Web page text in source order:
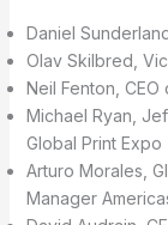
Daniel
Olav Skilbred,
Neil Fenton, CEO
Michael Ryan,
Global Print Expo
Arturo Morales,
Manager